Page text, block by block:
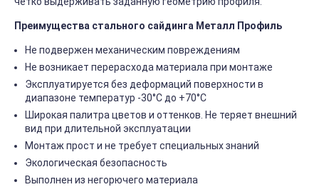
Преимущества стального сайдинга Металл Профиль
Не подвержен механическим повреждениям
Не возникает перерасхода материала при монтаже
Эксплуатируется без деформаций поверхности в
диапазоне температур -30°C до +70°C
Широкая палитра цветов и оттенков. Не теряет внешний
вид при длительной эксплуатации
Монтаж прост и не требует специальных знаний
Экологическая безопасность
Выполнен из негорючего материала